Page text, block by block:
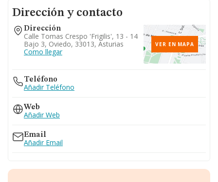
Dirección y contacto
Dirección
Calle Tomas Crespo 'frigilis', 13 - 14
Bajo 3, Oviedo, 33013, Asturias
Como llegar
VER EN MAPA
Teléfono
Añadir Teléfono
Web
Añadir Web
Email
Añadir Email